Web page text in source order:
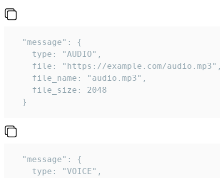
  "message": {
    type: "AUDIO",
    file: "https://example.com/audio.mp3",
    file_name: "audio.mp3",
    file_size: 2048
  }
  "message": {
    type: "VOICE",